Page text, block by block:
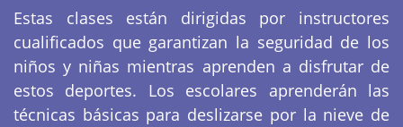
Estas clases están dirigidas por instructores
cualificados que garantizan la seguridad de los
niños y niñas mientras aprenden a disfrutar de
estos deportes. Los escolares aprenderán las
técnicas básicas para deslizarse por la nieve de